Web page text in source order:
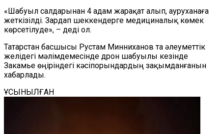
«Шабуыл салдарынан 4 адам жарақат алып, ауруханаға
жеткізілді. Зардап шеккендерге медициналық көмек
көрсетілуде», – деді ол.
Татарстан басшысы Рустам Минниханов та әлеуметтік
желідегі мәлімдемесінде дрон шабуылы кезінде
Закамье өңіріндегі кәсіпорындардың зақымданғанын
хабарлады.
ҰСЫНЫЛҒАН